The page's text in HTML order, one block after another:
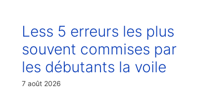
Less 5 erreurs les plus
souvent commises par
les débutants la voile
7 août 2026